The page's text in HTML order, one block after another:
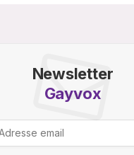
Newsletter
Gayvox